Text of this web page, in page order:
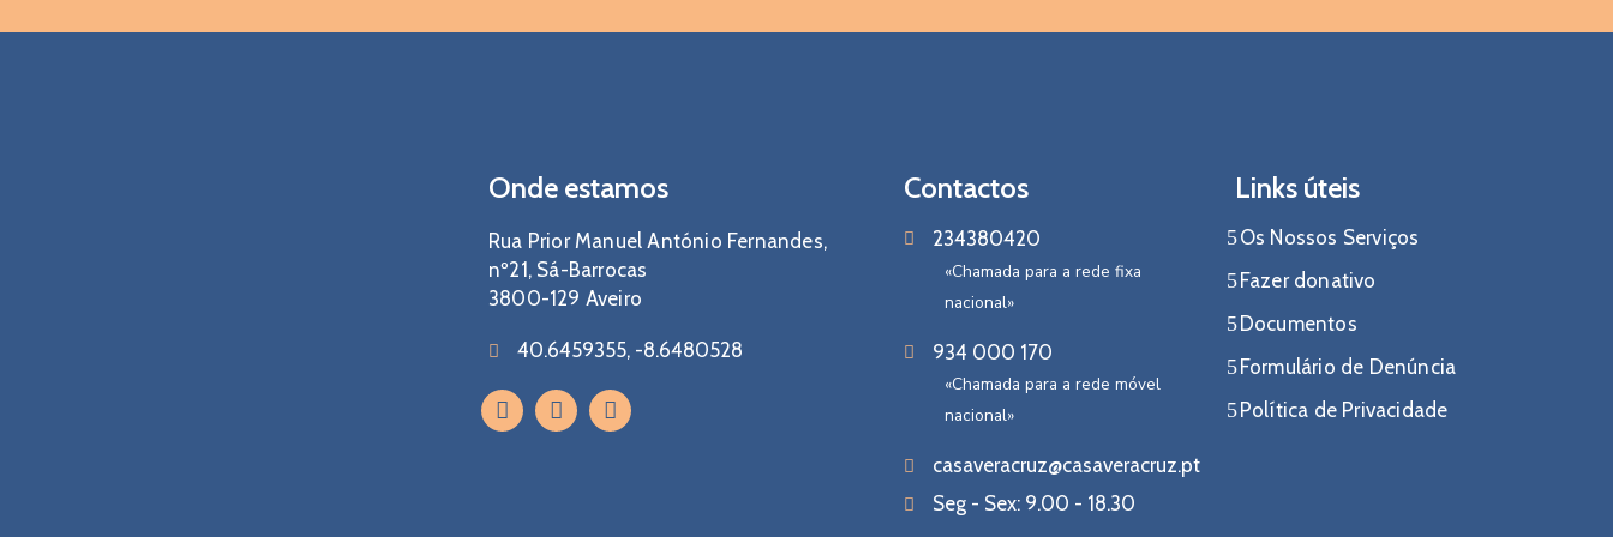
Onde estamos
Rua Prior Manuel António Fernandes,
nº21, Sá-Barrocas
3800-129 Aveiro
40.6459355, -8.6480528
Contactos
234380420
«Chamada para a rede fixa
nacional»
934 000 170
«Chamada para a rede móvel
nacional»
casaveracruz@casaveracruz.pt
Seg - Sex: 9.00 - 18.30
Links úteis
Os Nossos Serviços
Fazer donativo
Documentos
Formulário de Denúncia
Política de Privacidade